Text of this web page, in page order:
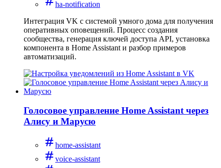
ha-notification
Интеграция VK с системой умного дома для получения
оперативных оповещений. Процесс создания
сообщества, генерация ключей доступа API, установка
компонента в Home Assistant и разбор примеров
автоматизаций.
Голосовое управление Home Assistant через
Алису и Марусю
home-assistant
voice-assistant